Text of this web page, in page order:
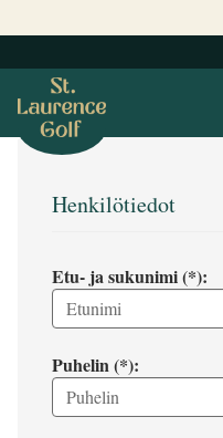
Henkilötiedot
Etu- ja sukunimi (*):
Puhelin (*):